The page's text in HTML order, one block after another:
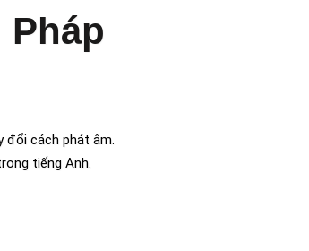
đổi cách phát âm.
tiếng Anh.